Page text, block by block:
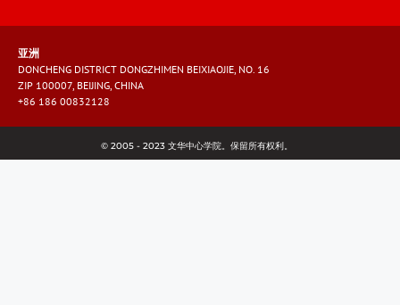
亚洲
DONCHENG DISTRICT DONGZHIMEN BEIXIAOJIE, NO. 16
ZIP 100007, BEIJING, CHINA
+86 186 00832128
© 2005 - 2023 文华中心学院。保留所有权利。